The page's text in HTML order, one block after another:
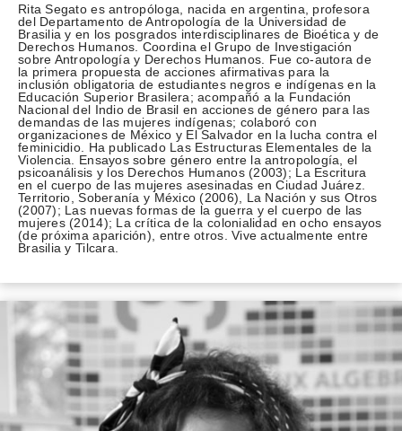
Rita Segato es antropóloga, nacida en argentina, profesora
del Departamento de Antropología de la Universidad de
Brasilia y en los posgrados interdisciplinares de Bioética y de
Derechos Humanos. Coordina el Grupo de Investigación
sobre Antropología y Derechos Humanos. Fue co-autora de
la primera propuesta de acciones afirmativas para la
inclusión obligatoria de estudiantes negros e indígenas en la
Educación Superior Brasilera; acompañó a la Fundación
Nacional del Indio de Brasil en acciones de género para las
demandas de las mujeres indígenas; colaboró con
organizaciones de México y El Salvador en la lucha contra el
feminicidio. Ha publicado Las Estructuras Elementales de la
Violencia. Ensayos sobre género entre la antropología, el
psicoanálisis y los Derechos Humanos (2003); La Escritura
en el cuerpo de las mujeres asesinadas en Ciudad Juárez.
Territorio, Soberanía y México (2006), La Nación y sus Otros
(2007); Las nuevas formas de la guerra y el cuerpo de las
mujeres (2014); La crítica de la colonialidad en ocho ensayos
(de próxima aparición), entre otros. Vive actualmente entre
Brasilia y Tilcara.